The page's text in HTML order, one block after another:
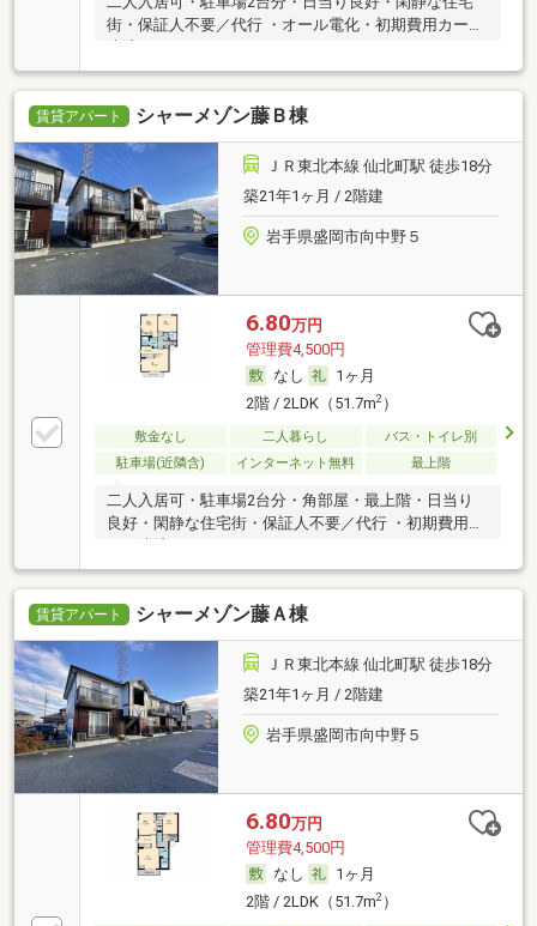
街・保証人不要／代行 ・オール電化・初期費用カード
賃貸アパート シャーメゾン藤Ｂ棟
ＪＲ東北本線 仙北町駅 徒歩18分
築21年1ヶ月 / 2階建
岩手県盛岡市向中野５
6.80万円
管理費4,500円
なし
1ヶ月
2階 / 2LDK（51.7m2）
敷金なし 二人暮らし
バス・トイレ別
駐車場(近隣含)
インターネット無料 最上階
二人入居可・駐車場2台分・角部屋・最上階・日当り
良好・閑静な住宅街・保証人不要／代行 ・初期費用カ
賃貸アパート シャーメゾン藤Ａ棟
ＪＲ東北本線 仙北町駅 徒歩18分
築21年1ヶ月 / 2階建
岩手県盛岡市向中野５
6.80万円
管理費4,500円
なし
1ヶ月
2階 / 2LDK（51.7m2）